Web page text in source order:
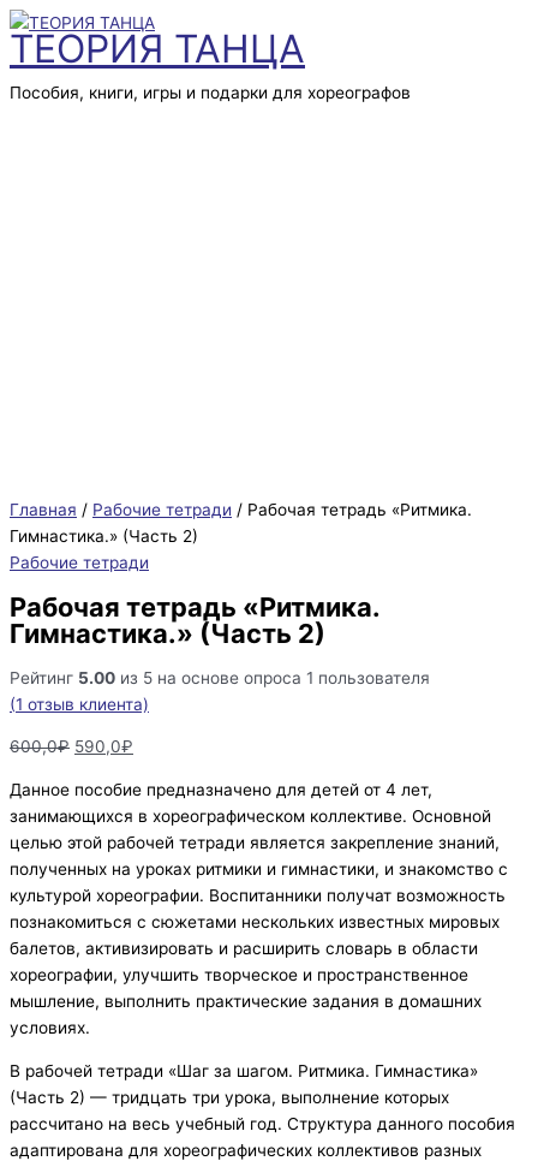
Перейти
к
содержимому
ТЕОРИЯ ТАНЦА
Пособия, книги, игры и подарки для хореографов
меню
Главная / Рабочие тетради / Рабочая тетрадь «Ритмика.
Гимнастика.» (Часть 2)
Рабочие тетради
Рабочая тетрадь «Ритмика.
Гимнастика.» (Часть 2)
Рейтинг 5.00 из 5 на основе опроса 1 пользователя
(1 отзыв клиента)
600,0₽
цена
составляла
600,0₽.
590,0₽
цена:
590,0₽.
Данное пособие предназначено для детей от 4 лет,
занимающихся в хореографическом коллективе. Основной
целью этой рабочей тетради является закрепление знаний,
полученных на уроках ритмики и гимнастики, и знакомство с
культурой хореографии. Воспитанники получат возможность
познакомиться с сюжетами нескольких известных мировых
балетов, активизировать и расширить словарь в области
хореографии, улучшить творческое и пространственное
мышление, выполнить практические задания в домашних
условиях.
В рабочей тетради «Шаг за шагом. Ритмика. Гимнастика»
(Часть 2) — тридцать три урока, выполнение которых
рассчитано на весь учебный год. Структура данного пособия
адаптирована для хореографических коллективов разных
Количество
товара
Рабочая
тетрадь